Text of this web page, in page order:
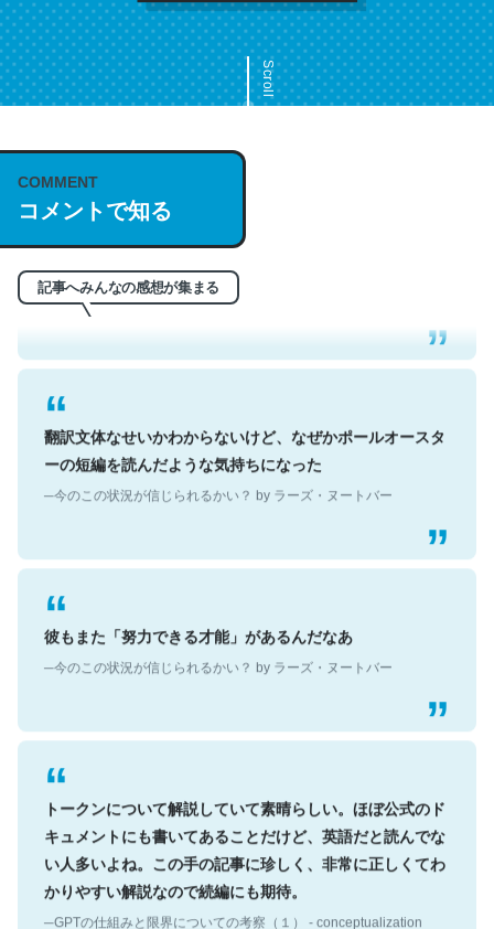
Scroll
COMMENT
コメントで知る
記事へみんなの感想が集まる
これは名文。彼はとてもクレバーなんだろうなと凄く思
う。英語少しでも読める人は原文もお勧め。自分はこの流
─今のこの状況が信じられるかい？ by ラーズ・ヌートバー
翻訳文体なせいかわからないけど、なぜかポールオースタ
ーの短編を読んだような気持ちになった
─今のこの状況が信じられるかい？ by ラーズ・ヌートバー
彼もまた「努力できる才能」があるんだなあ
─今のこの状況が信じられるかい？ by ラーズ・ヌートバー
トークンについて解説していて素晴らしい。ほぼ公式のド
キュメントにも書いてあることだけど、英語だと読んでな
い人多いよね。この手の記事に珍しく、非常に正しくてわ
かりやすい解説なので続編にも期待。
─GPTの仕組みと限界についての考察（１） - conceptualization